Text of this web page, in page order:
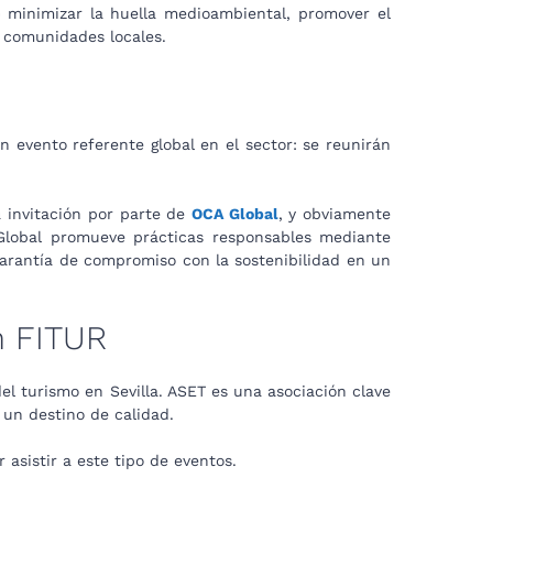
la huella medioambiental, promover el
locales.
evento referente global en el sector: se reunirán
invitación por parte de OCA Global, y obviamente
promueve prácticas responsables mediante
de compromiso con la sostenibilidad en un
en Sevilla. ASET es una asociación clave
destino de calidad.
asistir a este tipo de eventos.